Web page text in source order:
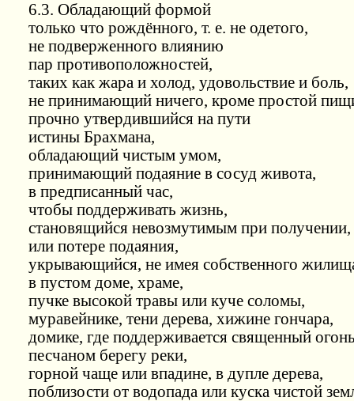
6.3. Обладающий формой
только что рождённого, т. е. не одетого,
не подверженного влиянию
пар противоположностей,
таких как жара и холод, удовольствие и боль,
не принимающий ничего, кроме простой
прочно утвердившийся на пути
истины Брахмана,
обладающий чистым умом,
принимающий подаяние в сосуд живота,
в предписанный час,
чтобы поддерживать жизнь,
становящийся невозмутимым при получении,
или потере подаяния,
укрывающийся, не имея собственного
в пустом доме, храме,
пучке высокой травы или куче соломы,
муравейнике, тени дерева, хижине гончара,
домике, где поддерживается священный
песчаном берегу реки,
горной чаще или впадине, в дупле дерева,
поблизости от водопада или куска чистой